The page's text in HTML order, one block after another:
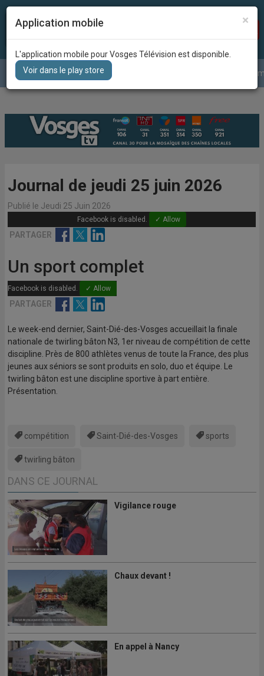
Le journal Grille des
Journal de jeudi 25 juin 2026
Publié le Jeudi 25 Juin 2026
Facebook is disabled. ✓ Allow
PARTAGER Facebook
Twitter
Un sport complet
Facebook is disabled. ✓ Allow
PARTAGER Facebook
Twitter
Le week-end dernier, Saint-Dié-des-Vosges accueillait la finale
nationale de twirling bâton N3, 1er niveau de compétition de cette
discipline. Près de 800 athlètes venus de toute la France, des plus
jeunes aux séniors se sont produits en solo, duo et équipe. Le
twirling bâton est une discipline sportive à part entière.
Présentation.
compétition Saint-Dié-des-Vosges sports
twirling bâton
DANS CE JOURNAL
Vigilance rouge
Chaux devant !
En appel à Nancy
×
Application mobile
L'application mobile pour Vosges Télévision est disponible.
Voir dans le play store